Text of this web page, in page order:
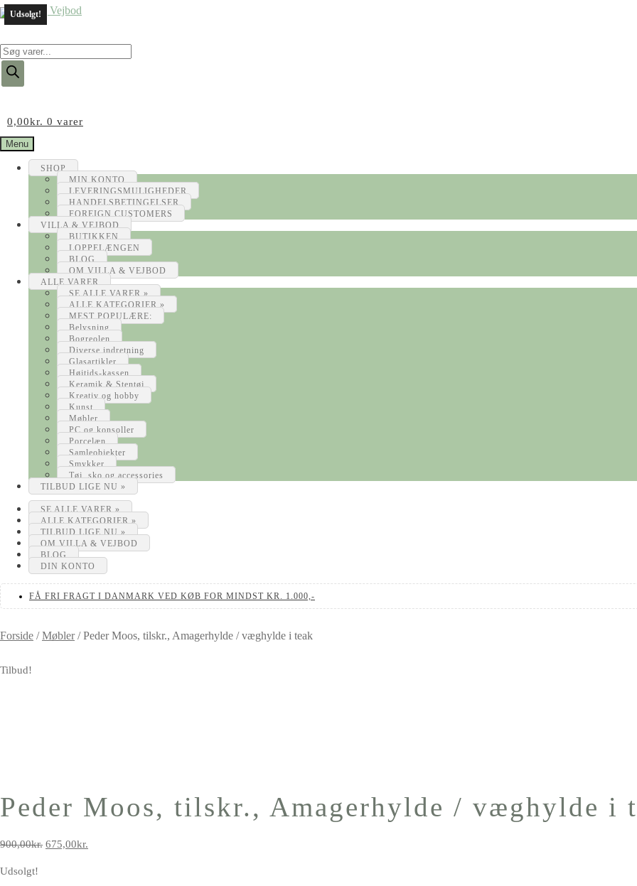
Products
search
0,00kr. 0 varer
Menu
SHOP
MIN KONTO
LEVERINGSMULIGHEDER
HANDELSBETINGELSER
FOREIGN CUSTOMERS
VILLA & VEJBOD
BUTIKKEN
LOPPELÆNGEN
BLOG
OM VILLA & VEJBOD
ALLE VARER
SE ALLE VARER »
ALLE KATEGORIER »
MEST POPULÆRE:
Belysning
Bogreolen
Diverse indretning
Glasartikler
Højtids-kassen
Keramik & Stentøj
Kreativ og hobby
Kunst
Møbler
PC og konsoller
Porcelæn
Samleobjekter
Smykker
Tøj, sko og accessories
TILBUD LIGE NU »
SE ALLE VARER »
ALLE KATEGORIER »
TILBUD LIGE NU »
OM VILLA & VEJBOD
BLOG
DIN KONTO
FÅ FRI FRAGT I DANMARK VED KØB FOR MINDST KR. 1.000,-
Forside /Møbler/Peder Moos, tilskr., Amagerhylde / væghylde i teak
Tilbud!
Udsolgt!
Peder Moos, tilskr., Amagerhylde / væghylde i
900,00kr. Den
675,00kr.
Udsolgt!